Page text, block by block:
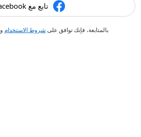
تابع مع Facebook
بالمتابعة، فإنك توافق على شروط الاستخدام و